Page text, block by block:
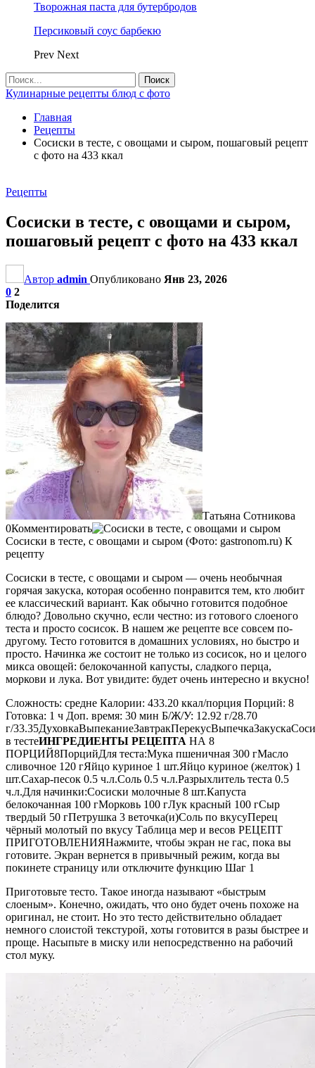
Творожная паста для бутербродов
Персиковый соус барбекю
Prev Next
Кулинарные рецепты блюд с фото
Главная
Рецепты
Сосиски в тесте, с овощами и сыром, пошаговый рецепт
с фото на 433 ккал
Рецепты
Сосиски в тесте, с овощами и сыром,
пошаговый рецепт с фото на 433 ккал
Автор admin Опубликовано Янв 23, 2026
0 2
Поделится
Татьяна Сотникова
0Комментировать
Сосиски в тесте, с овощами и сыром (Фото: gastronom.ru) К
рецепту
Сосиски в тесте, с овощами и сыром — очень необычная
горячая закуска, которая особенно понравится тем, кто любит
ее классический вариант. Как обычно готовится подобное
блюдо? Довольно скучно, если честно: из готового слоеного
теста и просто сосисок. В нашем же рецепте все совсем по-
другому. Тесто готовится в домашних условиях, но быстро и
просто. Начинка же состоит не только из сосисок, но и целого
микса овощей: белокочанной капусты, сладкого перца,
моркови и лука. Вот увидите: будет очень интересно и вкусно!
Сложность: средне Калории: 433.20 ккал/порция Порций: 8
Готовка: 1 ч Доп. время: 30 мин Б/Ж/У: 12.92 г/28.70
г/
в тестеИНГРЕДИЕНТЫ РЕЦЕПТА НА 8
ПОРЦИЙ8ПорцийДля теста:Мука пшеничная 300 гМасло
сливочное 120 гЯйцо куриное 1 шт.Яйцо куриное (желток) 1
шт.Сахар-песок 0.5 ч.л.Соль 0.5 ч.л.Разрыхлитель теста 0.5
ч.л.Для начинки:Сосиски молочные 8 шт.Капуста
белокочанная 100 гМорковь 100 гЛук красный 100 гСыр
твердый 50 гПетрушка 3 веточка(и)Соль по вкусуПерец
чёрный молотый по вкусу Таблица мер и весов РЕЦЕПТ
ПРИГОТОВЛЕНИЯНажмите, чтобы экран не гас, пока вы
готовите. Экран вернется в привычный режим, когда вы
покинете страницу или отключите функцию Шаг 1
Приготовьте тесто. Такое иногда называют «быстрым
слоеным». Конечно, ожидать, что оно будет очень похоже на
оригинал, не стоит. Но это тесто действительно обладает
немного слоистой текстурой, хоты готовится в разы быстрее и
проще. Насыпьте в миску или непосредственно на рабочий
стол муку.